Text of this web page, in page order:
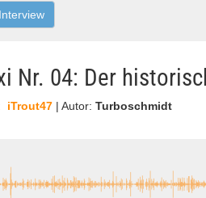
Interview
Nr. 04: Der
iTrout47 | Autor: Turboschmidt